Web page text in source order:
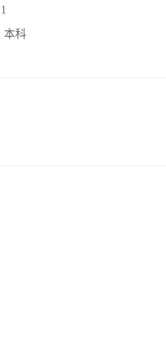
1
本科